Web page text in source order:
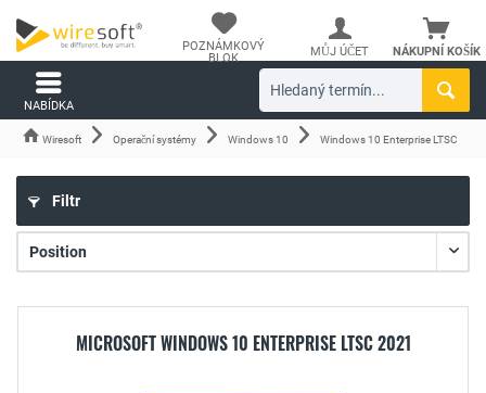
NÁKUPNÍ KOŠÍK
POZNÁMKOVÝ
BLOK
MŮJ ÚČET
NABÍDKA
Wiresoft Operační systémy Windows 10 Windows 10 Enterprise LTSC
Filtr
MICROSOFT WINDOWS 10 ENTERPRISE LTSC 2021